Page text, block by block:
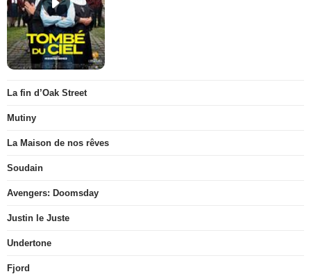
La fin d’Oak Street
Mutiny
La Maison de nos rêves
Soudain
Avengers: Doomsday
Justin le Juste
Undertone
Fjord